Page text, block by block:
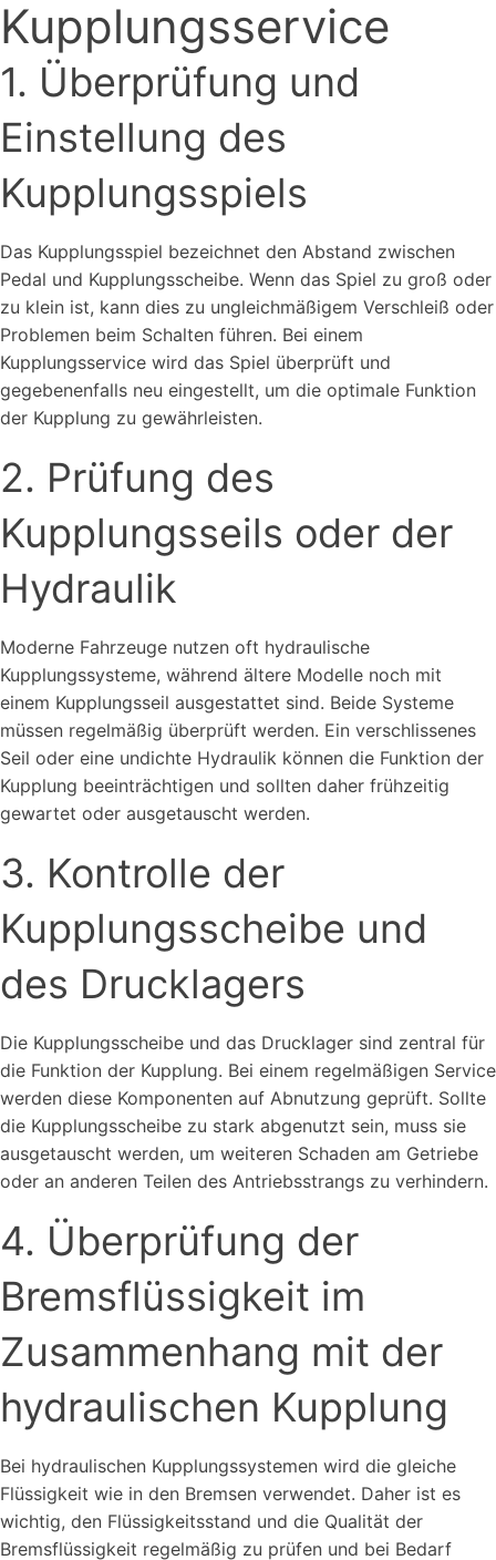
Kupplungsservice
1. Überprüfung und
Einstellung des
Kupplungsspiels
Das Kupplungsspiel bezeichnet den Abstand zwischen
Pedal und Kupplungsscheibe. Wenn das Spiel zu groß oder
zu klein ist, kann dies zu ungleichmäßigem Verschleiß oder
Problemen beim Schalten führen. Bei einem
Kupplungsservice wird das Spiel überprüft und
gegebenenfalls neu eingestellt, um die optimale Funktion
der Kupplung zu gewährleisten.
2. Prüfung des
Kupplungsseils oder der
Hydraulik
Moderne Fahrzeuge nutzen oft hydraulische
Kupplungssysteme, während ältere Modelle noch mit
einem Kupplungsseil ausgestattet sind. Beide Systeme
müssen regelmäßig überprüft werden. Ein verschlissenes
Seil oder eine undichte Hydraulik können die Funktion der
Kupplung beeinträchtigen und sollten daher frühzeitig
gewartet oder ausgetauscht werden.
3. Kontrolle der
Kupplungsscheibe und
des Drucklagers
Die Kupplungsscheibe und das Drucklager sind zentral für
die Funktion der Kupplung. Bei einem regelmäßigen Service
werden diese Komponenten auf Abnutzung geprüft. Sollte
die Kupplungsscheibe zu stark abgenutzt sein, muss sie
ausgetauscht werden, um weiteren Schaden am Getriebe
oder an anderen Teilen des Antriebsstrangs zu verhindern.
4. Überprüfung der
Bremsflüssigkeit im
Zusammenhang mit der
hydraulischen Kupplung
Bei hydraulischen Kupplungssystemen wird die gleiche
Flüssigkeit wie in den Bremsen verwendet. Daher ist es
wichtig, den Flüssigkeitsstand und die Qualität der
Bremsflüssigkeit regelmäßig zu prüfen und bei Bedarf